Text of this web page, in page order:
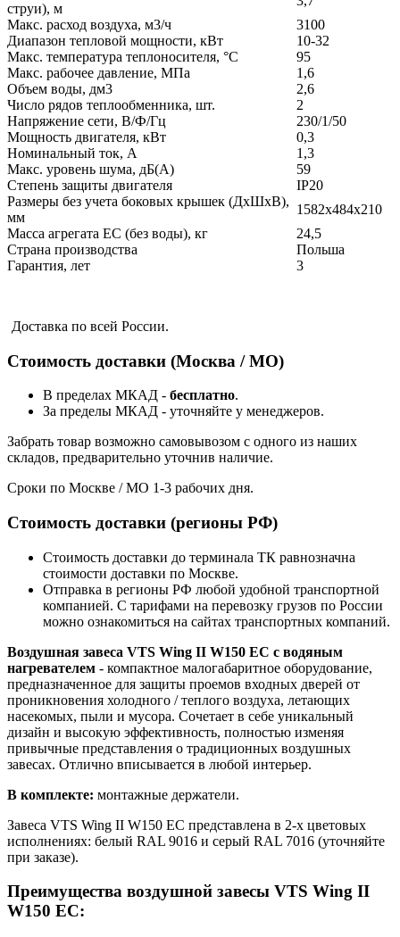
струи), м
Макс. расход воздуха, м3/ч
3100
Диапазон тепловой мощности, кВт
10-32
Макс. температура теплоносителя, °C
95
Макс. рабочее давление, МПа
1,6
Объем воды, дм3
2,6
Число рядов теплообменника, шт.
2
Напряжение сети, В/Ф/Гц
230/1/50
Мощность двигателя, кВт
0,3
Номинальный ток, A
1,3
Макс. уровень шума, дБ(А)
59
Степень защиты двигателя
IP20
Размеры без учета боковых крышек (ДхШхВ),
мм
1582x484x210
Масса агрегата EC (без воды), кг
24,5
Страна производства
Польша
Гарантия, лет
3
Доставка по всей России.
Стоимость доставки (Москва / МО)
В пределах МКАД - бесплатно.
За пределы МКАД - уточняйте у менеджеров.
Забрать товар возможно самовывозом с одного из наших
складов, предварительно уточнив наличие.
Сроки по Москве / МО 1-3 рабочих дня.
Стоимость доставки (регионы РФ)
Стоимость доставки до терминала ТК равнозначна
стоимости доставки по Москве.
Отправка в регионы РФ любой удобной транспортной
компанией. С тарифами на перевозку грузов по России
можно ознакомиться на сайтах транспортных компаний.
Воздушная завеса VTS Wing II W150 EC с водяным
нагревателем - компактное малогабаритное оборудование,
предназначенное для защиты проемов входных дверей от
проникновения холодного / теплого воздуха, летающих
насекомых, пыли и мусора. Сочетает в себе уникальный
дизайн и высокую эффективность, полностью изменяя
привычные представления о традиционных воздушных
завесах. Отлично вписывается в любой интерьер.
В комплекте: монтажные держатели.
Завеса VTS Wing II W150 EC представлена в 2-х цветовых
исполнениях: белый RAL 9016 и серый RAL 7016 (уточняйте
при заказе).
Преимущества воздушной завесы VTS Wing II
W150 EC: